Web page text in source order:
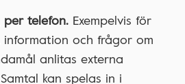
telefon. Exempelvis för
information och frågor om
anlitas externa
kan spelas in i